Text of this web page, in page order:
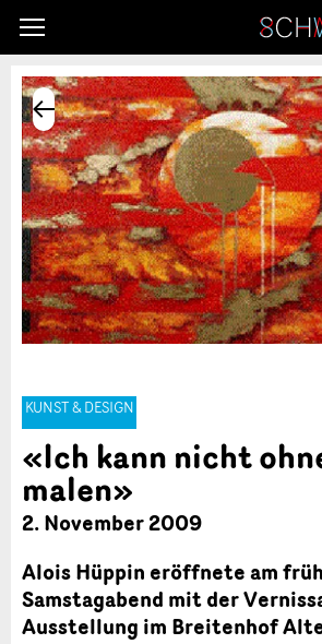
KUNST & DESIGN
«Ich kann nicht
malen»
2. November 2009
Alois Hüppin eröffnete am
Samstagabend mit der
Ausstellung im Breitenhof